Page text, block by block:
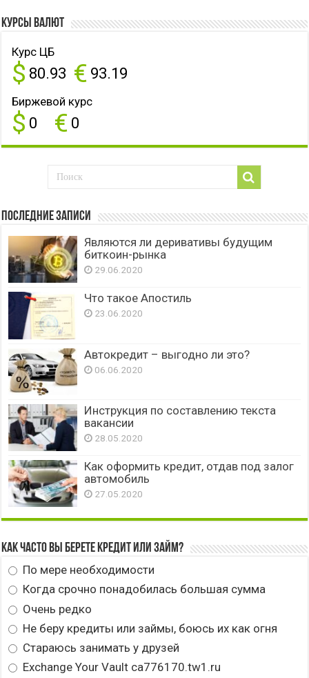
Курсы валют
Курс ЦБ
$ 80.93 € 93.19
Биржевой курс
$ 0 € 0
Последние записи
Являются ли деривативы будущим
биткоин-рынка
29.06.2020
Что такое Апостиль
23.06.2020
Автокредит – выгодно ли это?
06.06.2020
Инструкция по составлению текста
вакансии
28.05.2020
Как оформить кредит, отдав под залог
автомобиль
27.05.2020
Как часто вы берете кредит или займ?
По мере необходимости
Когда срочно понадобилась большая сумма
Очень редко
Не беру кредиты или займы, боюсь их как огня
Стараюсь занимать у друзей
Exchange Your Vault ca776170.tw1.ru